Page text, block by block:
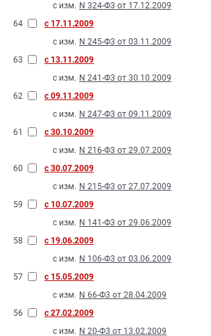
с изм. N 324-Ф3 от 17.12.2009
64
с 17.11.2009
с изм. N 245-Ф3 от 03.11.2009
63
с 13.11.2009
с изм. N 241-Ф3 от 30.10.2009
62
с 09.11.2009
с изм. N 247-Ф3 от 09.11.2009
61
с 30.10.2009
с изм. N 216-Ф3 от 29.07.2009
60
с 30.07.2009
с изм. N 215-Ф3 от 27.07.2009
59
с 10.07.2009
с изм. N 141-Ф3 от 29.06.2009
58
с 19.06.2009
с изм. N 106-Ф3 от 03.06.2009
57
с 15.05.2009
с изм. N 66-Ф3 от 28.04.2009
56
с 27.02.2009
с изм. N 20-Ф3 от 13.02.2009